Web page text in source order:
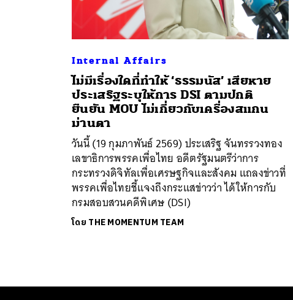
Internal Affairs
ไม่มีเรื่องใดที่ทำให้ ‘ธรรมนัส’ เสียหาย
ประเสริฐระบุให้การ DSI ตามปกติ
ยืนยัน MOU ไม่เกี่ยวกับเครื่องสแกน
ม่านตา
วันนี้ (19 กุมภาพันธ์ 2569) ประเสริฐ จันทรรวงทอง
เลขาธิการพรรคเพื่อไทย อดีตรัฐมนตรีว่าการ
กระทรวงดิจิทัลเพื่อเศรษฐกิจและสังคม แถลงข่าวที่
พรรคเพื่อไทยชี้แจงถึงกระแสข่าวว่า ได้ให้การกับ
กรมสอบสวนคดีพิเศษ (DSI)
โดย THE MOMENTUM TEAM
ค้นหา